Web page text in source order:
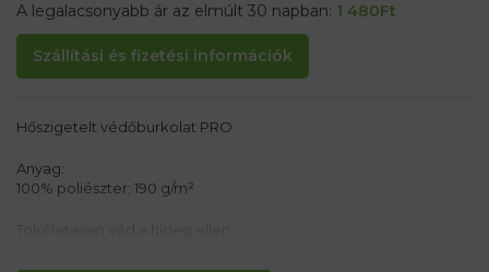
A legalacsonyabb ár az elmúlt 30 napban: 1 480Ft
Szállítási és fizetési információk
Hőszigetelt védőburkolat PRO
Anyag:
100% poliészter; 190 g/m²